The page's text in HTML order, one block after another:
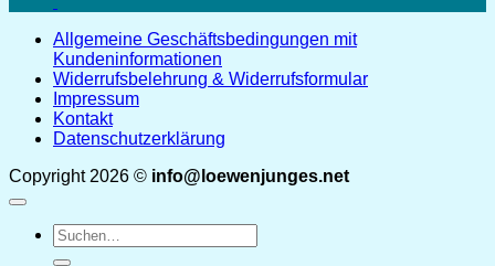
Allgemeine Geschäftsbedingungen mit
Kundeninformationen
Widerrufsbelehrung & Widerrufsformular
Impressum
Kontakt
Datenschutzerklärung
Copyright 2026 © info@loewenjunges.net
Suchen
nach: